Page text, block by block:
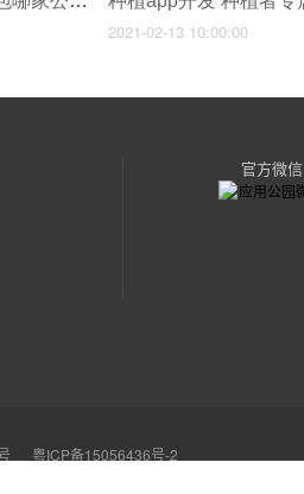
2021-02-13 10:00:00
官方微信
粤ICP备15056436号-2